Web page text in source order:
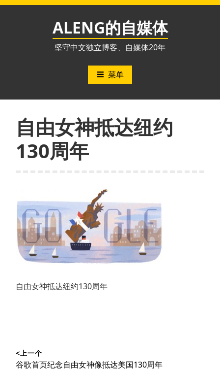
跳
ALENG的自媒体
坚守中文独立博客、自媒体20年
菜单
自由女神抵达纽约
130周年
自由女神抵达纽约130周年
章
<上一个
上
谷歌首页纪念自由女神像抵达美国130周年